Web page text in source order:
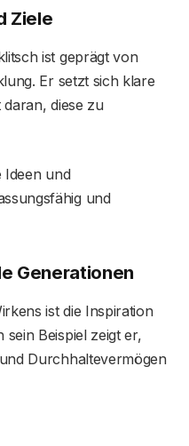
Ziele
ist geprägt von
Er setzt sich klare
diese zu
Ideen und
und
Generationen
ist die Inspiration
Beispiel zeigt er,
Durchhaltevermögen